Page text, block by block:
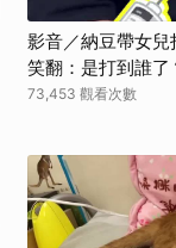
影音／納豆帶女
笑翻：是打到誰了
73,453 觀看次數